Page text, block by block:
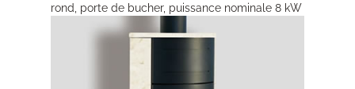
rond, porte de bucher, puissance nominale 8 kW